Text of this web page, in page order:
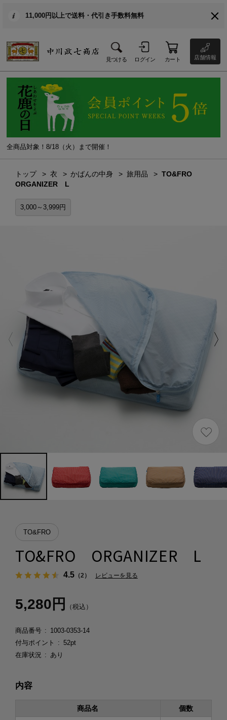
11,000円以上で送料・代引き手数料無料
見つける ログイン カート 店舗情報
全商品対象！8/18（火）まで開催！
トップ 衣 かばんの中身 旅用品
TO&FRO
ORGANIZER L
3,000～3,999円
TO&FRO
TO&FRO ORGANIZER L
4.5（2） レビューを見る
5,280円 （税込）
商品番号
1003-0353-14
付与ポイント
52pt
在庫状況
あり
内容
商品名 個数